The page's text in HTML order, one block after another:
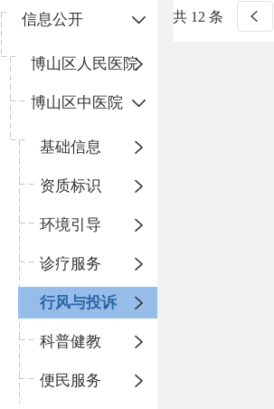
信息公开
​博山区人民医院
博山区中医院
基础信息
资质标识
环境引导
诊疗服务
行风与投诉
科普健教
便民服务
共 12 条